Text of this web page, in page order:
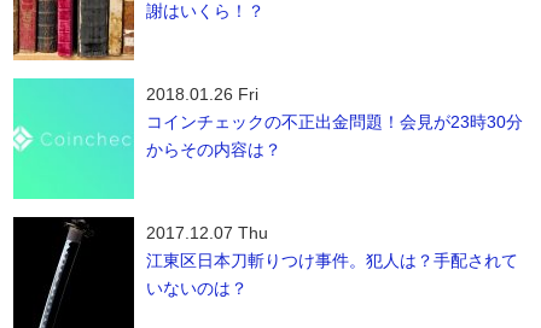
謝はいくら！？
2018.01.26 Fri
コインチェックの不正出金問題！会見が23時30分
からその内容は？
2017.12.07 Thu
江東区日本刀斬りつけ事件。犯人は？手配されて
いないのは？